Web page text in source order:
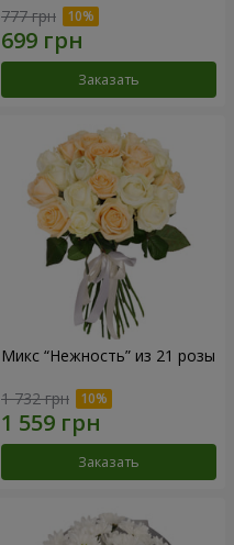
777 грн
Заказать
Микс “Нежность” из 21 розы
1 732 грн
Заказать